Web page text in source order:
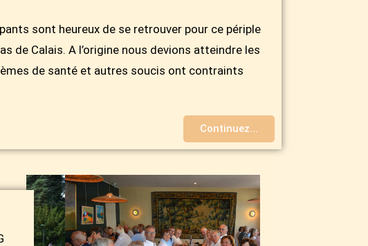
sont heureux de se retrouver pour ce périple
de Calais. A l’origine nous devions atteindre les
de santé et autres soucis ont contraints
Continuez...